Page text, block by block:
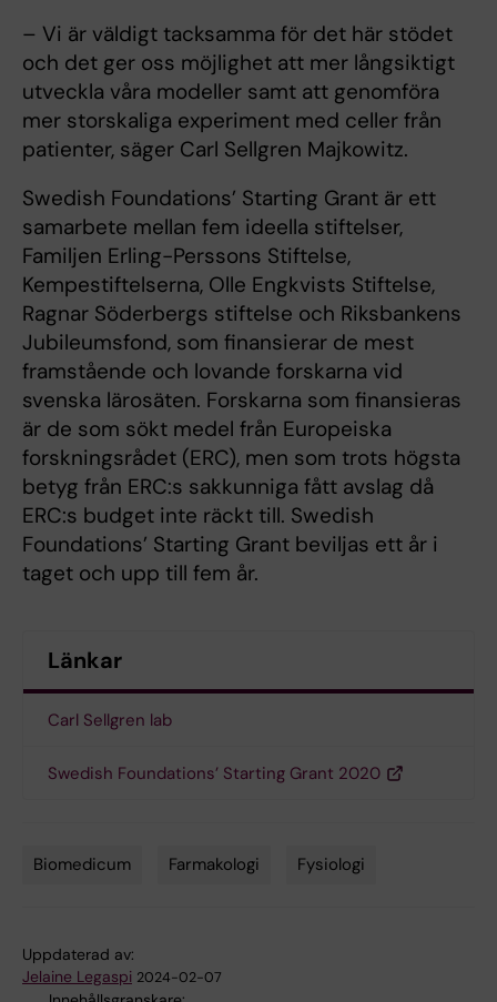
– Vi är väldigt tacksamma för det här stödet
och det ger oss möjlighet att mer långsiktigt
utveckla våra modeller samt att genomföra
mer storskaliga experiment med celler från
patienter, säger Carl Sellgren Majkowitz.
Swedish Foundations’ Starting Grant är ett
samarbete mellan fem ideella stiftelser,
Familjen Erling-Perssons Stiftelse,
Kempestiftelserna, Olle Engkvists Stiftelse,
Ragnar Söderbergs stiftelse och Riksbankens
Jubileumsfond, som finansierar de mest
framstående och lovande forskarna vid
svenska lärosäten. Forskarna som finansieras
är de som sökt medel från Europeiska
forskningsrådet (ERC), men som trots högsta
betyg från ERC:s sakkunniga fått avslag då
ERC:s budget inte räckt till. Swedish
Foundations’ Starting Grant beviljas ett år i
taget och upp till fem år.
Länkar
Carl Sellgren lab
Swedish Foundations’ Starting Grant 2020
Biomedicum Farmakologi Fysiologi
Uppdaterad av:
Jelaine Legaspi 2024-02-07